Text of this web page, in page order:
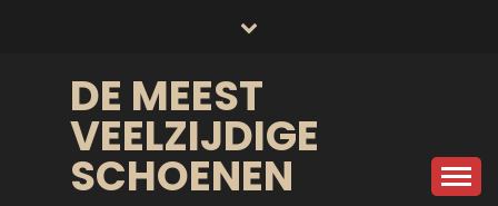
DE MEEST
VEELZIJDIGE
SCHOENEN